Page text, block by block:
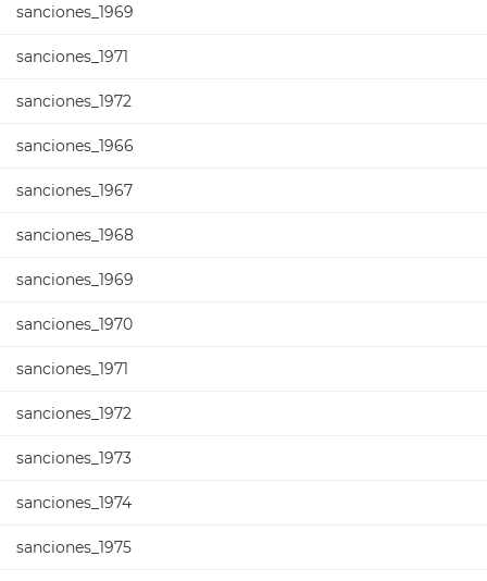
sanciones_1969
sanciones_1971
sanciones_1972
sanciones_1966
sanciones_1967
sanciones_1968
sanciones_1969
sanciones_1970
sanciones_1971
sanciones_1972
sanciones_1973
sanciones_1974
sanciones_1975